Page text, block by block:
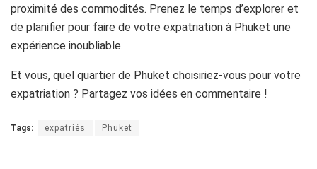
proximité des commodités. Prenez le temps d’explorer et
de planifier pour faire de votre expatriation à Phuket une
expérience inoubliable.
Et vous, quel quartier de Phuket choisiriez-vous pour votre
expatriation ? Partagez vos idées en commentaire !
Tags: expatriés Phuket